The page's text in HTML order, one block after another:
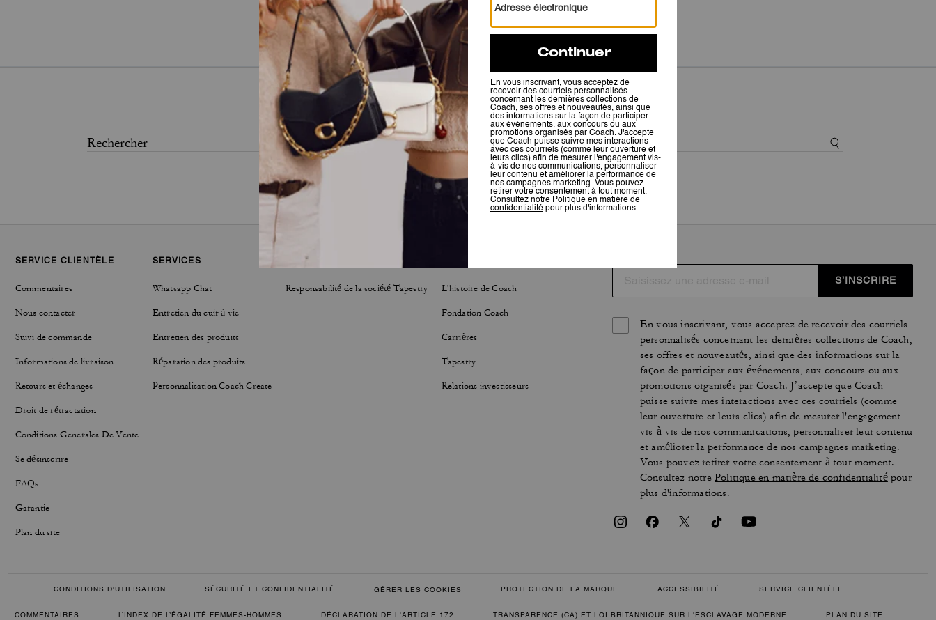
Pour plus d’informations sur la manière dont nous vérifions nos avis, cliquez
SERVICE CLIENTÈLE
Commentaires
Nous contacter
Suivi de commande
Informations de livraison
Retours et échanges
Droit de rétractation
Conditions Generales De Vente
Se désinscrire
FAQs
Garantie
Plan du site
SERVICES
Whatsapp Chat
Entretien du cuir à vie
Entretien des produits
Réparation des produits
Personnalisation Coach Create
DÉVELOPPEMENT DURABLE
Responsabilité de la société Tapestry L'histoire de Coach
Fondation Coach
Carrières
Tapestry
Relations investisseurs
S’INSCRIRE
En vous inscrivant, vous acceptez de recevoir des courriels
personnalisés concernant les dernières collections de Coach,
ses offres et nouveautés, ainsi que des informations sur la
façon de participer aux événements, aux concours ou aux
promotions organisés par Coach. J’accepte que Coach
puisse suivre mes interactions avec ces courriels (comme
leur ouverture et leurs clics) afin de mesurer l'engagement
vis-à-vis de nos communications, personnaliser leur contenu
et améliorer la performance de nos campagnes marketing.
Vous pouvez retirer votre consentement à tout moment.
Consultez notrePolitique en matière de confidentialitépour
plus d'informations.
CONDITIONS D'UTILISATION SÉCURITÉ ET CONFIDENTIALITÉ GÉRER LES COOKIES PROTECTION DE LA MARQUE ACCESSIBILITÉ SERVICE CLIENTÈLE
COMMENTAIRES L’INDEX DE L’ÉGALITÉ FEMMES-HOMMES DÉCLARATION DE L'ARTICLE 172 TRANSPARENCE (CA) ET LOI BRITANNIQUE SUR L'ESCLAVAGE MODERNE PLAN DU SITE